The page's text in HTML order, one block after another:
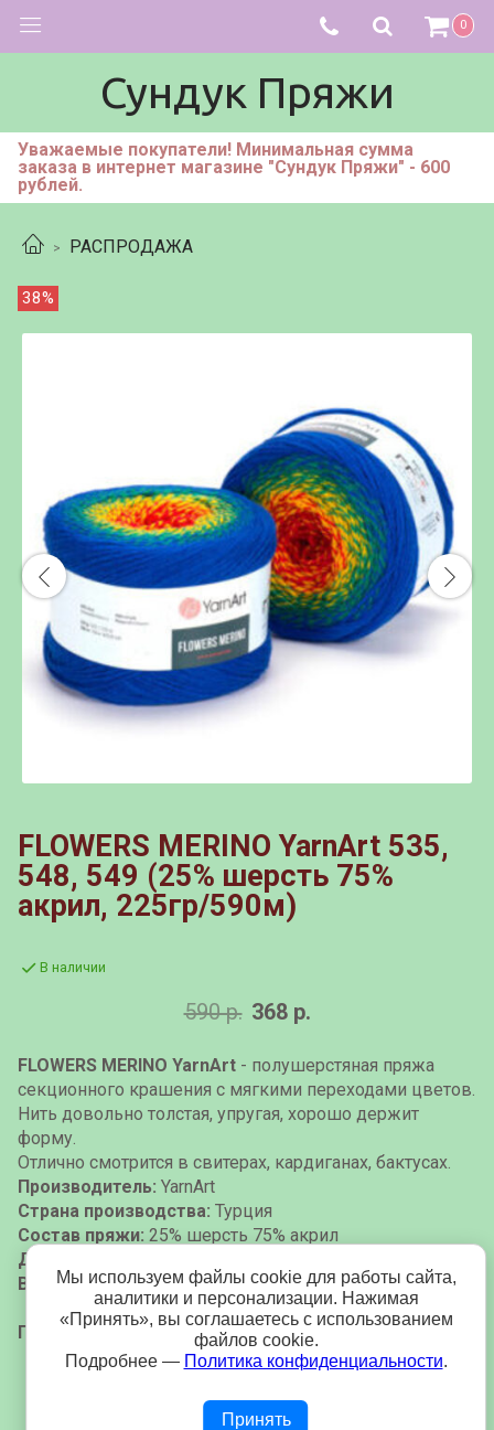
0
Сундук Пряжи
Уважаемые покупатели! Минимальная сумма
заказа в интернет магазине "Сундук Пряжи" - 600
рублей.
РАСПРОДАЖА
38%
FLOWERS MERINO YarnArt 535,
548, 549 (25% шерсть 75%
акрил, 225гр/590м)
В наличии
590 р. 368 р.
FLOWERS MERINO YarnArt - полушерстяная пряжа
секционного крашения с мягкими переходами цветов.
Нить довольно толстая, упругая, хорошо держит
форму.
Отлично смотрится в свитерах, кардиганах, бактусах.
Производитель: YarnArt
Страна производства: Турция
Состав пряжи: 25% шерсть 75% акрил
Длина мотка:
Вес мотка:225 гр.
Продажа от 1 мотка.
Мы используем файлы cookie для работы сайта,
аналитики и персонализации. Нажимая
«Принять», вы соглашаетесь с использованием
файлов cookie.
Подробнее — Политика конфиденциальности.
Принять